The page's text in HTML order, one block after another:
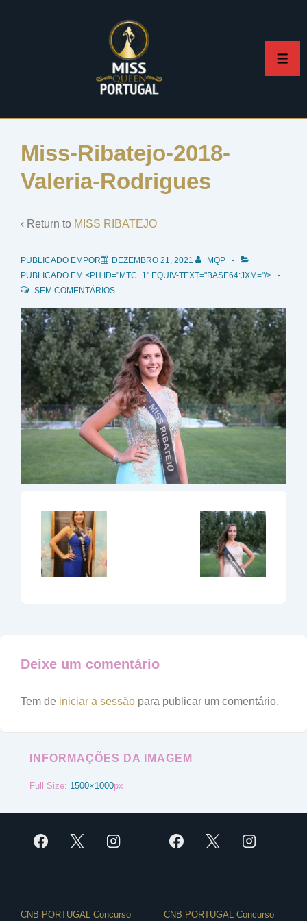
Miss-Ribatejo-2018-
Valeria-Rodrigues
‹ Return to MISS RIBATEJO
PUBLICADO EMPOR DEZEMBRO 21, 2021
MQP
PUBLICADO EM <PH ID="MTC_1" EQUIV-TEXT="BASE64:JXM="/>
SEM COMENTÁRIOS
Deixe um comentário
Tem de iniciar a sessão para publicar um comentário.
INFORMAÇÕES DA IMAGEM
Full Size: 1500×1000px
CNB PORTUGAL Concurso CNB PORTUGAL Concurso